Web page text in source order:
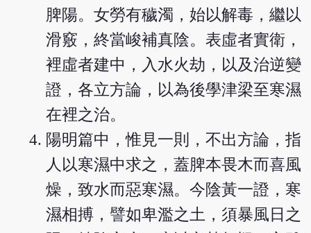
脾陽。女勞有穢濁，始以解毒，繼以
滑竅，終當峻補真陰。表虛者實衛，
裡虛者建中，入水火劫，以及治逆變
證，各立方論，以為後學津梁至寒濕
在裡之治。
陽明篇中，惟見一則，不出方論，指
人以寒濕中求之，蓋脾本畏木而喜風
燥，致水而惡寒濕。今陰黃一證，寒
濕相搏，譬如卑濫之土，須暴風日之